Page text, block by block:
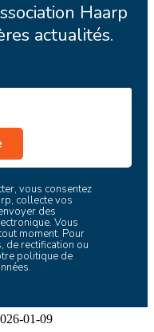
Haarp
actualités.
vous consentez
collecte vos
des
Vous
moment. Pour
de rectification ou
politique de
.